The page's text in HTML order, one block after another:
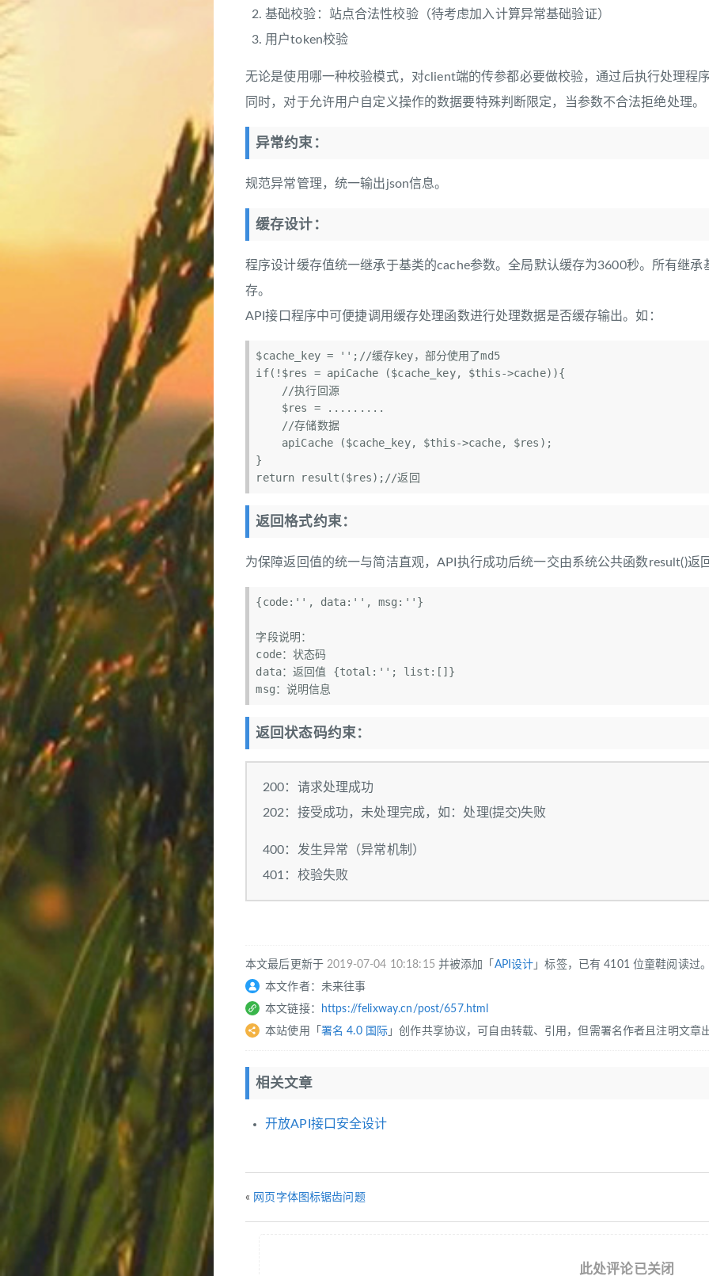
基础校验：站点合法性校验（待考虑加入计算异常基础验证）
用户token校验
无论是使用哪一种校验模式，对client端的传参都必要做校验，通过后执行处理程
同时，对于允许用户自定义操作的数据要特殊判断限定，当参数不合法拒绝处理。
异常约束：
规范异常管理，统一输出json信息。
缓存设计：
程序设计缓存值统一继承于基类的cache参数。全局默认缓存为3600秒。所有继
存。
API接口程序中可便捷调用缓存处理函数进行处理数据是否缓存输出。如：
$cache_key = '';//缓存key，部分使用了md5
if(!$res = apiCache ($cache_key, $this->cache)){
}
返回格式约束：
为保障返回值的统一与简洁直观，API执行成功后统一交由系统公共函数result()返
{code:'', data:'', msg:''}
字段说明：
code：状态码
data：返回值 {total:''; list:[]}
返回状态码约束：
200：请求处理成功
202：接受成功，未处理完成，如：处理(提交)失败
400：发生异常（异常机制）
401：校验失败
本文最后更新于 2019-07-04 10:18:15 并被添加「 API设计 」标签，已有 4101 位童鞋阅读过
本文作者：未来往事
本文链接：
https://felixway.cn/post/657.html
本站使用「 署名 4.0 国际 」创作共享协议，可自由转载、引用，但需署名作者且注明文章
相关文章
开放API接口安全设计
« 网页字体图标锯齿问题
此处评论已关闭